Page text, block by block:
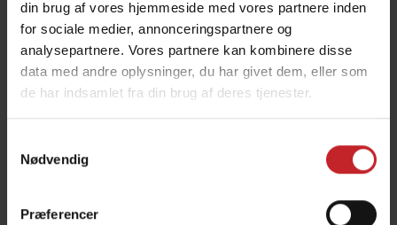
din brug af vores hjemmeside med vores partnere inden
for sociale medier, annonceringspartnere og
analysepartnere. Vores partnere kan kombinere disse
data med andre oplysninger, du har givet dem, eller som
de har indsamlet fra din brug af deres tjenester.
Nødvendig
Præferencer
høj fart nærmest knuser jorden i overfladen og
mixer den med afgrøderester. I det miljø, er der
ikke nogle spildfrø og noget ukrudt, der ikke vil
spire, medmindre de er dvale.